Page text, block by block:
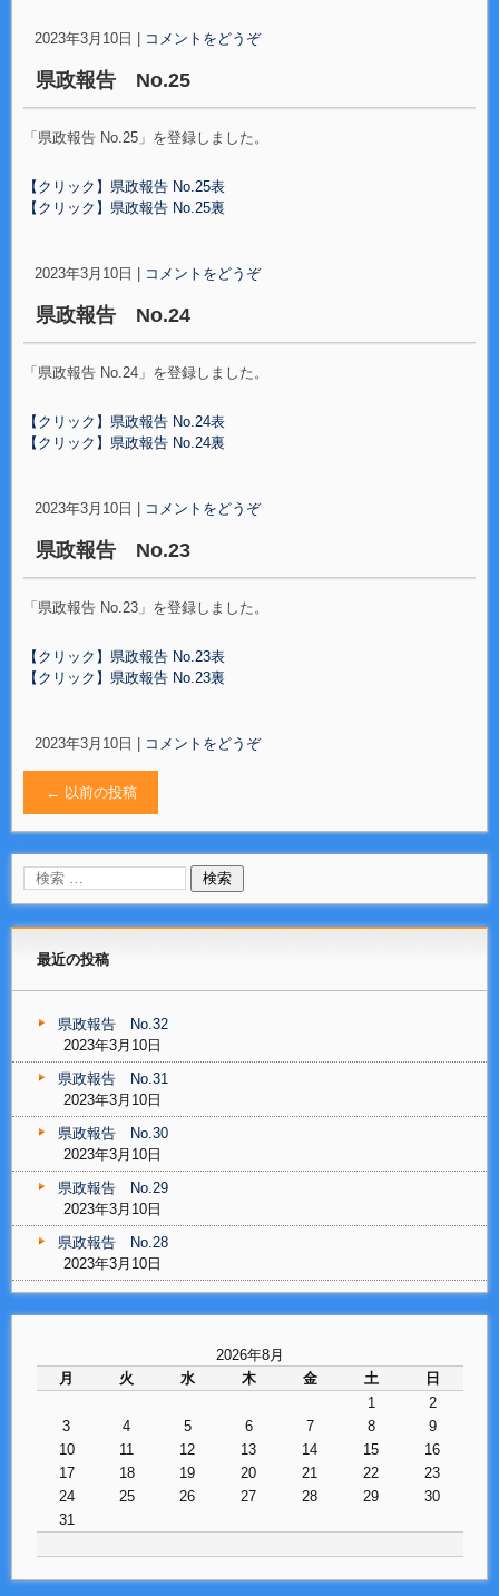
2023年3月10日 コメントをどうぞ
県政報告 No.25
「県政報告 No.25」を登録しました。
【クリック】県政報告 No.25表
【クリック】県政報告 No.25裏
2023年3月10日 コメントをどうぞ
県政報告 No.24
「県政報告 No.24」を登録しました。
【クリック】県政報告 No.24表
【クリック】県政報告 No.24裏
2023年3月10日 コメントをどうぞ
県政報告 No.23
「県政報告 No.23」を登録しました。
【クリック】県政報告 No.23表
【クリック】県政報告 No.23裏
2023年3月10日 コメントをどうぞ
← 以前の投稿
最近の投稿
県政報告 No.32
2023年3月10日
県政報告 No.31
2023年3月10日
県政報告 No.30
2023年3月10日
県政報告 No.29
2023年3月10日
県政報告 No.28
2023年3月10日
2026年8月
月
火 水 木 金 土
日
1
2
3
4 5 6 7 8
9
10
11 12 13 14 15
16
17
18 19 20 21 22
23
24
25 26 27 28 29
30
31